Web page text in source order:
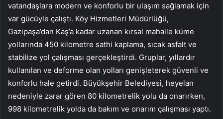
vatandaşlara modern ve konforlu bir ulaşım sağlamak için
var gücüyle çalıştı. Köy Hizmetleri Müdürlüğü,
Gazipaşa’dan Kaş’a kadar uzanan kırsal mahalle küme
yollarında 450 kilometre sathi kaplama, sıcak asfalt ve
stabilize yol çalışması gerçekleştirdi. Gruplar, yıllardır
kullanılan ve deforme olan yolları genişleterek güvenli ve
konforlu hale getirdi. Büyükşehir Belediyesi, heyelan
nedeniyle zarar gören 80 kilometrelik yolu da onarırken,
998 kilometrelik yolda da bakım ve onarım çalışması yaptı.